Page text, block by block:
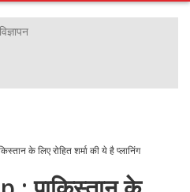
के लिए रोहित शर्मा की ये है प्लानिंग